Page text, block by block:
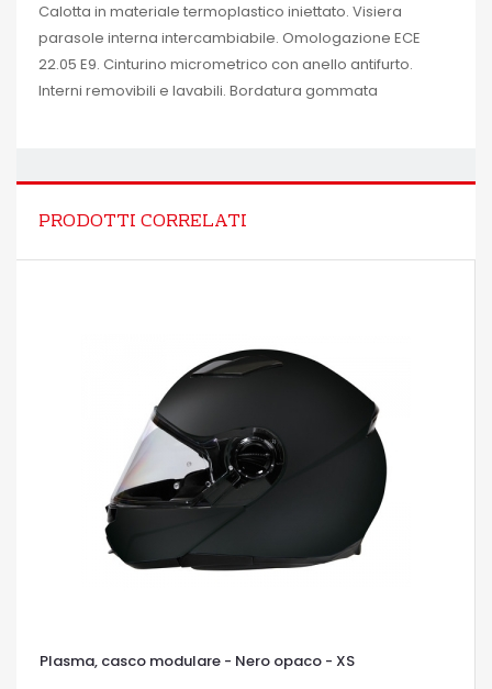
Calotta in materiale termoplastico iniettato. Visiera
parasole interna intercambiabile. Omologazione ECE
22.05 E9. Cinturino micrometrico con anello antifurto.
Interni removibili e lavabili. Bordatura gommata
PRODOTTI CORRELATI
Plasma, casco modulare - Nero opaco - XS